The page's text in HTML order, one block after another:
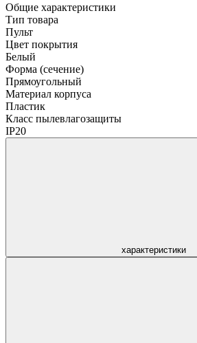
Общие характеристики
Тип товара
Пульт
Цвет покрытия
Белый
Форма (сечение)
Прямоугольный
Материал корпуса
Пластик
Класс пылевлагозащиты
IP20
характеристики